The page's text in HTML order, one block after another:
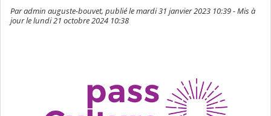
Par admin auguste-bouvet, publié le mardi 31 janvier 2023 10:39 - Mis à
jour le lundi 21 octobre 2024 10:38